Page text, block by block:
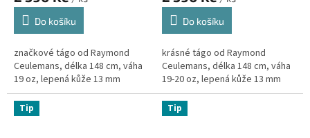
Do košíku
značkové tágo od Raymond
Ceulemans, délka 148 cm, váha
19 oz, lepená kůže 13 mm
Do košíku
krásné tágo od Raymond
Ceulemans, délka 148 cm, váha
19-20 oz, lepená kůže 13 mm
Tip Tip